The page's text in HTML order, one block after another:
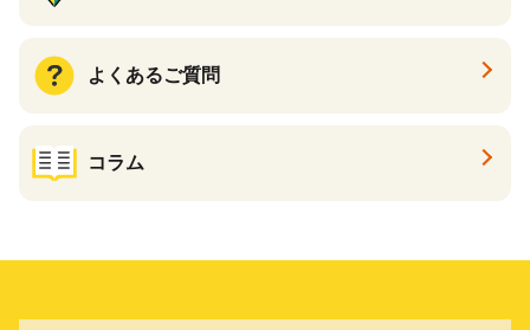
よくあるご質問
コラム